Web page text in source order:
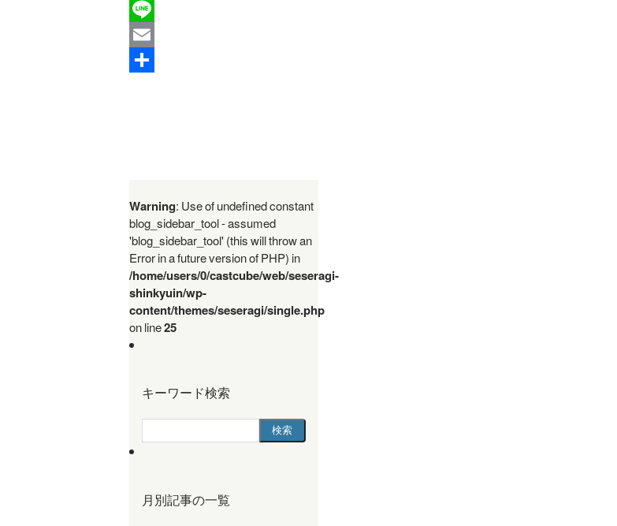
Twitter
Line
Email
Warning: Use of undefined constant
blog_sidebar_tool - assumed
'blog_sidebar_tool' (this will throw an
Error in a future version of PHP) in
/home/users/0/castcube/web/seseragi-
shinkyuin/wp-
content/themes/seseragi/single.php
on line25
キーワード検索
月別記事の一覧